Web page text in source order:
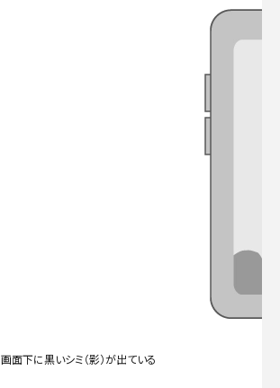
画面下に黒いシミ（影）が出ている